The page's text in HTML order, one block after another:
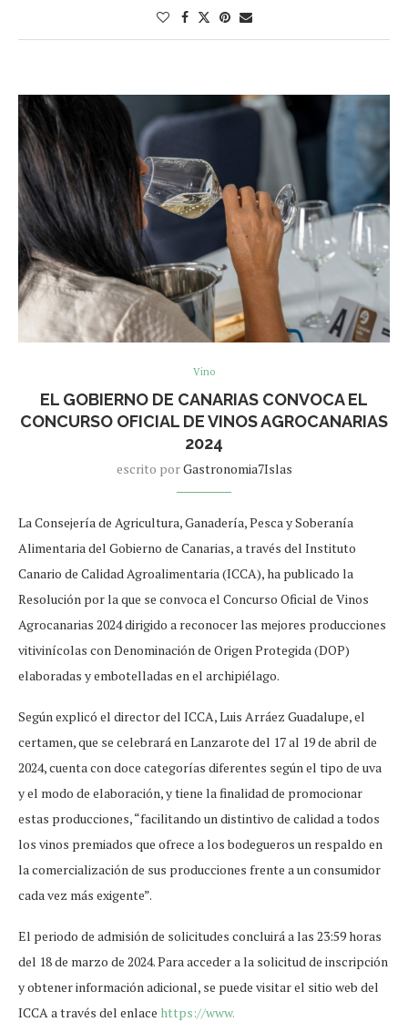
Vino
EL GOBIERNO DE CANARIAS CONVOCA EL
CONCURSO OFICIAL DE VINOS AGROCANARIAS
2024
escrito porGastronomia7Islas
La Consejería de Agricultura, Ganadería, Pesca y Soberanía
Alimentaria del Gobierno de Canarias, a través del Instituto
Canario de Calidad Agroalimentaria (ICCA), ha publicado la
Resolución por la que se convoca el Concurso Oficial de Vinos
Agrocanarias 2024 dirigido a reconocer las mejores producciones
vitivinícolas con Denominación de Origen Protegida (DOP)
elaboradas y embotelladas en el archipiélago.
Según explicó el director del ICCA, Luis Arráez Guadalupe, el
certamen, que se celebrará en Lanzarote del 17 al 19 de abril de
2024, cuenta con doce categorías diferentes según el tipo de uva
y el modo de elaboración, y tiene la finalidad de promocionar
estas producciones, “facilitando un distintivo de calidad a todos
los vinos premiados que ofrece a los bodegueros un respaldo en
la comercialización de sus producciones frente a un consumidor
cada vez más exigente”.
El periodo de admisión de solicitudes concluirá a las 23:59 horas
del 18 de marzo de 2024. Para acceder a la solicitud de inscripción
y obtener información adicional, se puede visitar el sitio web del
ICCA a través del enlace https://www.